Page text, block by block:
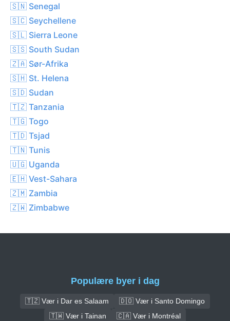
🇸🇳 Senegal
🇸🇨 Seychellene
🇸🇱 Sierra Leone
🇸🇸 South Sudan
🇿🇦 Sør-Afrika
🇸🇭 St. Helena
🇸🇩 Sudan
🇹🇿 Tanzania
🇹🇬 Togo
🇹🇩 Tsjad
🇹🇳 Tunis
🇺🇬 Uganda
🇪🇭 Vest-Sahara
🇿🇲 Zambia
🇿🇼 Zimbabwe
Populære byer i dag
🇹🇿 Vær i Dar es Salaam
🇩🇴 Vær i Santo Domingo
🇹🇼 Vær i Tainan
🇨🇦 Vær i Montréal